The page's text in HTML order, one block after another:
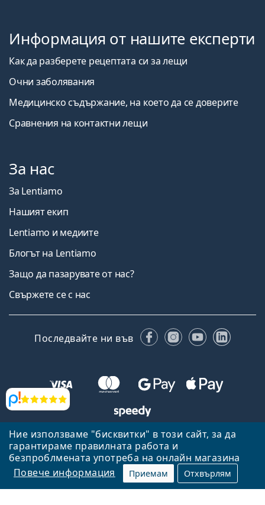
Ние използваме "бисквитки" в този сайт, за да
гарантираме правилната работа и
безпроблмената употреба на онлайн магазина
Повече информация
Приемам Отхвърлям
Прегледи
Информация от нашите експерти
Как да разберете рецептата си за лещи
Очни заболявания
Медицинско съдържание, на което да се доверите
Сравнения на контактни лещи
За нас
За Lentiamo
Нашият екип
Lentiamo и медиите
Блогът на Lentiamo
Защо да пазарувате от нас?
Свържете се с нас
Последвайте ни във FacebookInstagram
YouTube
Назад към началната страница
Нагоре
Lentiamo.bg е собственост и се управлява от Lentiamo s.r.o.,
Република Чехия
Тук сме за вас в продължение на 18 години.